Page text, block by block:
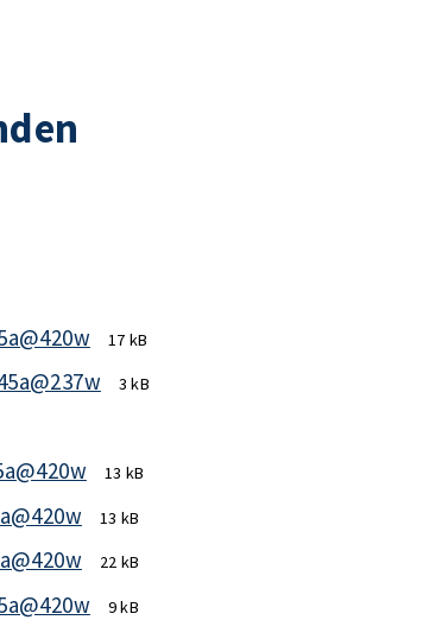
17 kB
3 kB
13 kB
13 kB
22 kB
9 kB